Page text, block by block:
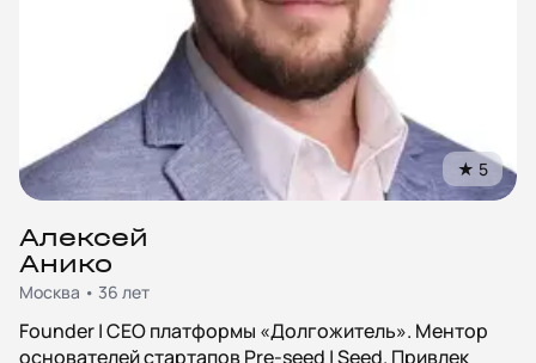
★ 5
Алексей
Анико
Москва • 36 лет
Founder | CEO платформы «Долгожитель». Ментор
основателей стартапов Pre-seed | Seed. Привлек